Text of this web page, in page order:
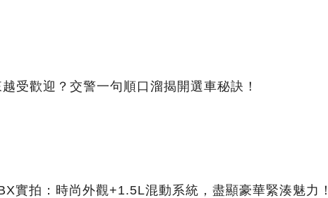
受歡迎？交警一句順口溜揭開選車秘訣！
實拍：時尚外觀+1.5L混動系統，盡顯豪華緊湊魅力！